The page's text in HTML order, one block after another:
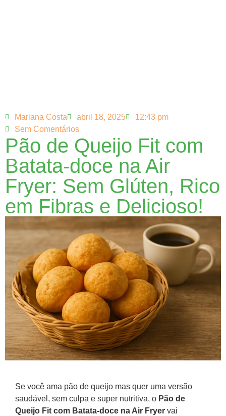
Mariana Costa abril 18, 2025
12:43 pm
Sem Comentários
Pão de Queijo Fit com
Batata-doce na Air
Fryer: Sem Glúten, Rico
em Fibras e Delicioso!
Se você ama pão de queijo mas quer uma versão
saudável, sem culpa e super nutritiva, o Pão de
Queijo Fit com Batata-doce na Air Fryer vai